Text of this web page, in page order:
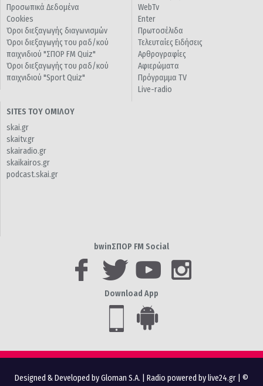
Προσωπικά Δεδομένα
Cookies
Όροι διεξαγωγής διαγωνισμών
Όροι διεξαγωγής του ραδ/κού
παιχνιδιού "ΣΠΟΡ FM Quiz"
Όροι διεξαγωγής του ραδ/κού
παιχνιδιού "Sport Quiz"
WebTv
Enter
Πρωτοσέλιδα
Τελευταίες Ειδήσεις
Αρθρογραφίες
Αφιερώματα
Πρόγραμμα TV
Live-radio
SITES ΤΟΥ ΟΜΙΛΟΥ
skai.gr
skaitv.gr
skairadio.gr
skaikairos.gr
podcast.skai.gr
bwinΣΠΟΡ FM Social
Download App
Designed & Developed by Gloman S.A. Radio powered by live24.gr | ©